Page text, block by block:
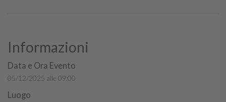
Informazioni
Data e Ora Evento
05/12/2025 alle 09:00
Luogo